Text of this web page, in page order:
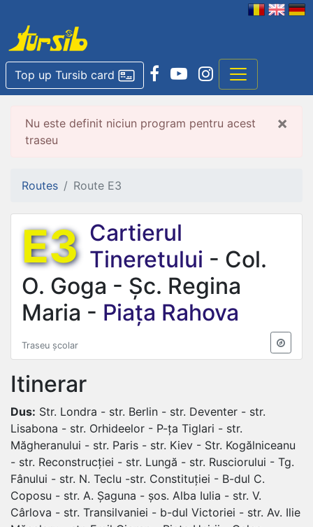
Top up Tursib card
×
Nu este definit niciun program pentru acest
traseu
Routes Route E3
E3 Cartierul
Tineretului - Col.
O. Goga - Șc. Regina
Maria - Piața Rahova
Traseu școlar
Itinerar
Dus: Str. Londra - str. Berlin - str. Deventer - str.
Lisabona - str. Orhideelor - P-ța Tiglari - str.
Măgheranului - str. Paris - str. Kiev - Str. Kogălniceanu
- str. Reconstrucției - str. Lungă - str. Rusciorului - Tg.
Fânului - str. N. Teclu -str. Constituției - B-dul C.
Coposu - str. A. Șaguna - șos. Alba Iulia - str. V.
Cârlova - str. Transilvaniei - b-dul Victoriei - str. Av. Ilie